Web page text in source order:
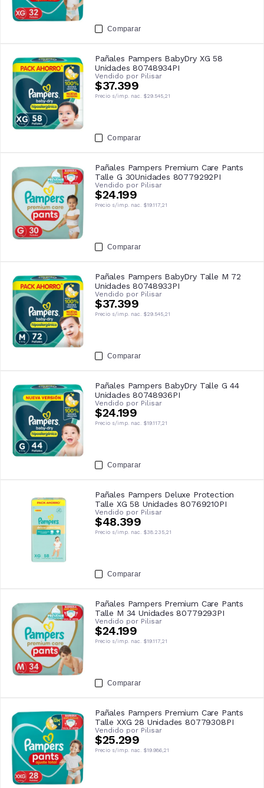
Comparar
Pañales Pampers BabyDry XG 58
Unidades 80748934PI
Vendido por Pilisar
$37.399
Precio s/imp. nac. $29.545,21
Comparar
Pañales Pampers Premium Care Pants
Talle G 30Unidades 80779292PI
Vendido por Pilisar
$24.199
Precio s/imp. nac. $19.117,21
Comparar
Pañales Pampers BabyDry Talle M 72
Unidades 80748933PI
Vendido por Pilisar
$37.399
Precio s/imp. nac. $29.545,21
Comparar
Pañales Pampers BabyDry Talle G 44
Unidades 80748936PI
Vendido por Pilisar
$24.199
Precio s/imp. nac. $19.117,21
Comparar
Pañales Pampers Deluxe Protection
Talle XG 58 Unidades 80769210PI
Vendido por Pilisar
$48.399
Precio s/imp. nac. $38.235,21
Comparar
Pañales Pampers Premium Care Pants
Talle M 34 Unidades 80779293PI
Vendido por Pilisar
$24.199
Precio s/imp. nac. $19.117,21
Comparar
Pañales Pampers Premium Care Pants
Talle XXG 28 Unidades 80779308PI
Vendido por Pilisar
$25.299
Precio s/imp. nac. $19.986,21